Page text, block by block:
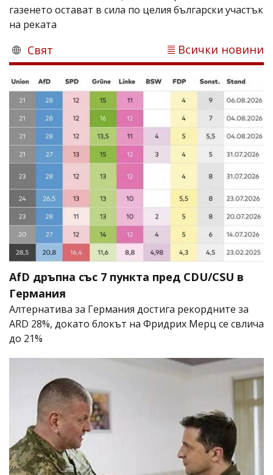
газенето остават в сила по целия български участък
на реката
Свят Всички новини
AfD дръпна със 7 пункта пред CDU/CSU в
Германия
Алтернатива за Германия достига рекордните за
ARD 28%, докато блокът на Фридрих Мерц се свлича
до 21%